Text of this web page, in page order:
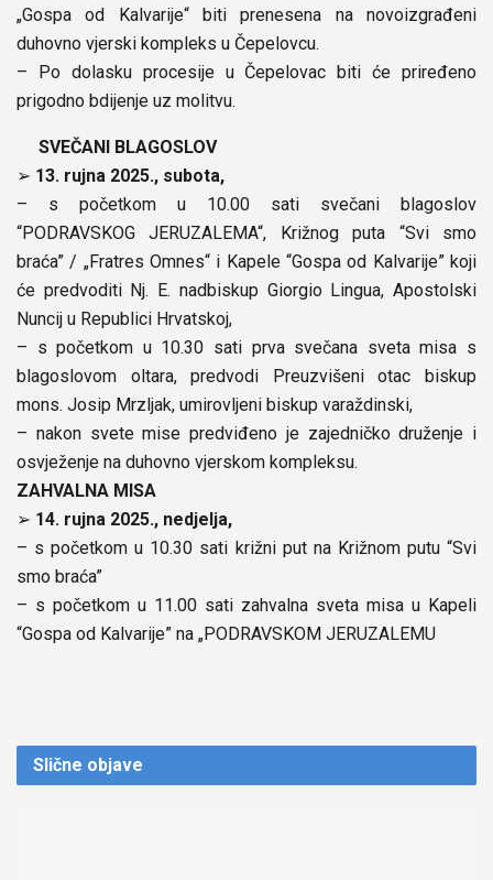
„Gospa od Kalvarije“ biti prenesena na novoizgrađeni
duhovno vjerski kompleks u Čepelovcu.
– Po dolasku procesije u Čepelovac biti će priređeno
prigodno bdijenje uz molitvu.
SVEČANI BLAGOSLOV
➢ 13. rujna 2025., subota,
– s početkom u 10.00 sati svečani blagoslov
“PODRAVSKOG JERUZALEMA“, Križnog puta “Svi smo
braća” / „Fratres Omnes“ i Kapele “Gospa od Kalvarije” koji
će predvoditi Nj. E. nadbiskup Giorgio Lingua, Apostolski
Nuncij u Republici Hrvatskoj,
– s početkom u 10.30 sati prva svečana sveta misa s
blagoslovom oltara, predvodi Preuzvišeni otac biskup
mons. Josip Mrzljak, umirovljeni biskup varaždinski,
– nakon svete mise predviđeno je zajedničko druženje i
osvježenje na duhovno vjerskom kompleksu.
ZAHVALNA MISA
➢ 14. rujna 2025., nedjelja,
– s početkom u 10.30 sati križni put na Križnom putu “Svi
smo braća”
– s početkom u 11.00 sati zahvalna sveta misa u Kapeli
“Gospa od Kalvarije” na „PODRAVSKOM JERUZALEMU
Slične objave